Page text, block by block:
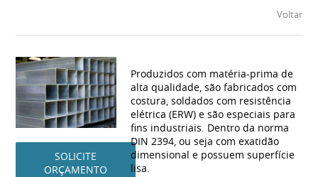
Voltar
SOLICITE
ORÇAMENTO
Produzidos com matéria-prima de
alta qualidade, são fabricados com
costura, soldados com resistência
elétrica (ERW) e são especiais para
fins industriais. Dentro da norma
DIN 2394, ou seja com exatidão
dimensional e possuem superfície
lisa.